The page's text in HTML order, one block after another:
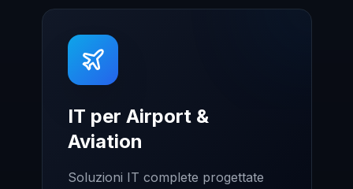
IT per Airport &
Aviation
Soluzioni IT complete progettate